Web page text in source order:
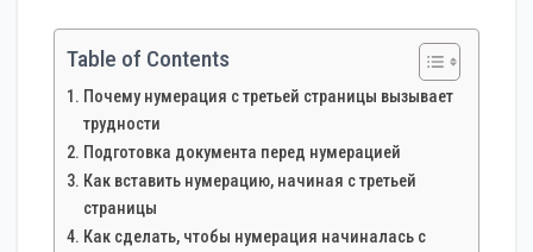
Table of Contents
Почему нумерация с третьей страницы вызывает
трудности
Подготовка документа перед нумерацией
Как вставить нумерацию, начиная с третьей
страницы
Как сделать, чтобы нумерация начиналась с